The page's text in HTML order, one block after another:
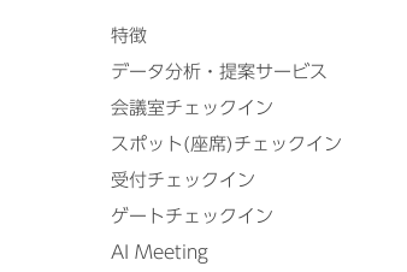
特徴
データ分析・提案サービス
会議室チェックイン
スポット(座席)チェックイン
受付チェックイン
ゲートチェックイン
AI Meeting